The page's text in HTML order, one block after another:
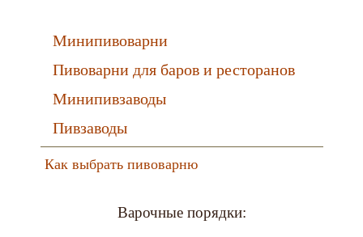
Минипивоварни
Пивоварни для баров и ресторанов
Минипивзаводы
Пивзаводы
Как выбрать пивоварню
Варочные порядки: